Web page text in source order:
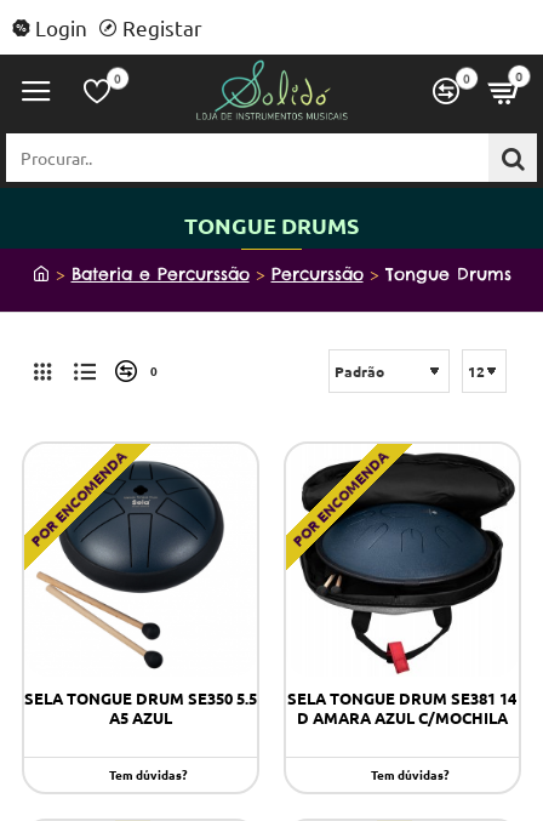
Login Registar
0 0 0
Procurar..
TONGUE DRUMS
h
Bateria e Percurssão Percurssão Tongue Drums
0
POR ENCOMENDA
SELA TONGUE DRUM SE350 5.5
A5 AZUL
Tem dúvidas?
POR ENCOMENDA
SELA TONGUE DRUM SE381 14
D AMARA AZUL C/MOCHILA
Tem dúvidas?